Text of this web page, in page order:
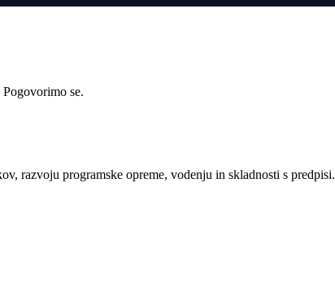
se.
razvoju programske opreme, vodenju in skladnosti s predpisi.